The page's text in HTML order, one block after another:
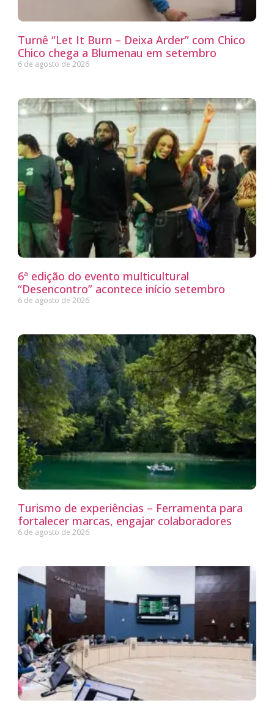
Turnê “Let It Burn – Deixa Arder” com Chico
Chico chega a Blumenau em setembro
6 de agosto de 2026
6ª edição do evento multicultural
“Desencontro” acontece início setembro
6 de agosto de 2026
Turismo de experiências – Ferramenta para
fortalecer marcas, engajar colaboradores
6 de agosto de 2026